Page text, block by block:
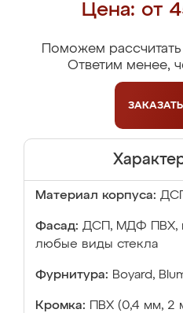
Цена: от
Поможем
Ответим менее,
ЗАКАЗАТЬ
Материал корпуса: ДСП
Фасад: ДСП, МДФ ПВХ,
любые виды стекла
Фурнитура: Boyard,
Кромка: ПВХ (0,4 мм, 2